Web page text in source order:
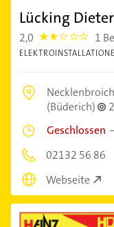
Lücking
2,0 2.0 1
(Büderich)
Geschlossen
02132 56 86
Webseite